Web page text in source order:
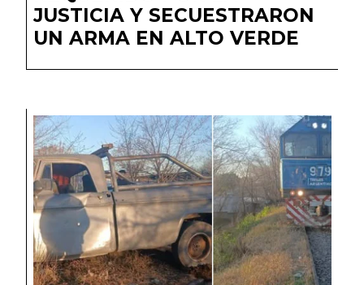
JUSTICIA Y SECUESTRARON
UN ARMA EN ALTO VERDE